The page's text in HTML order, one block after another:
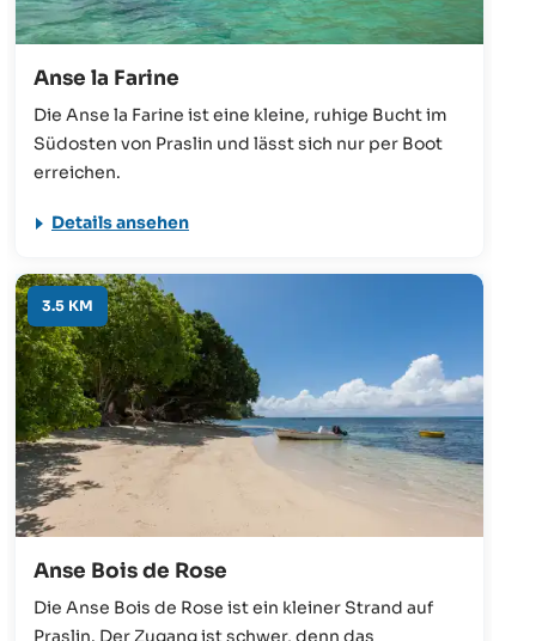
Anse la Farine
Die Anse la Farine ist eine kleine, ruhige Bucht im
Südosten von Praslin und lässt sich nur per Boot
erreichen.
Details ansehen
3.5 KM
Anse Bois de Rose
Die Anse Bois de Rose ist ein kleiner Strand auf
Praslin. Der Zugang ist schwer, denn das